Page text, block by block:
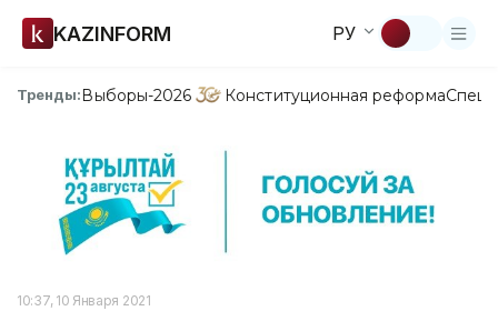
KAZINFORM РУ
Тренды:Выборы-2026 Конституционная реформа
10:37, 10 Января 2021